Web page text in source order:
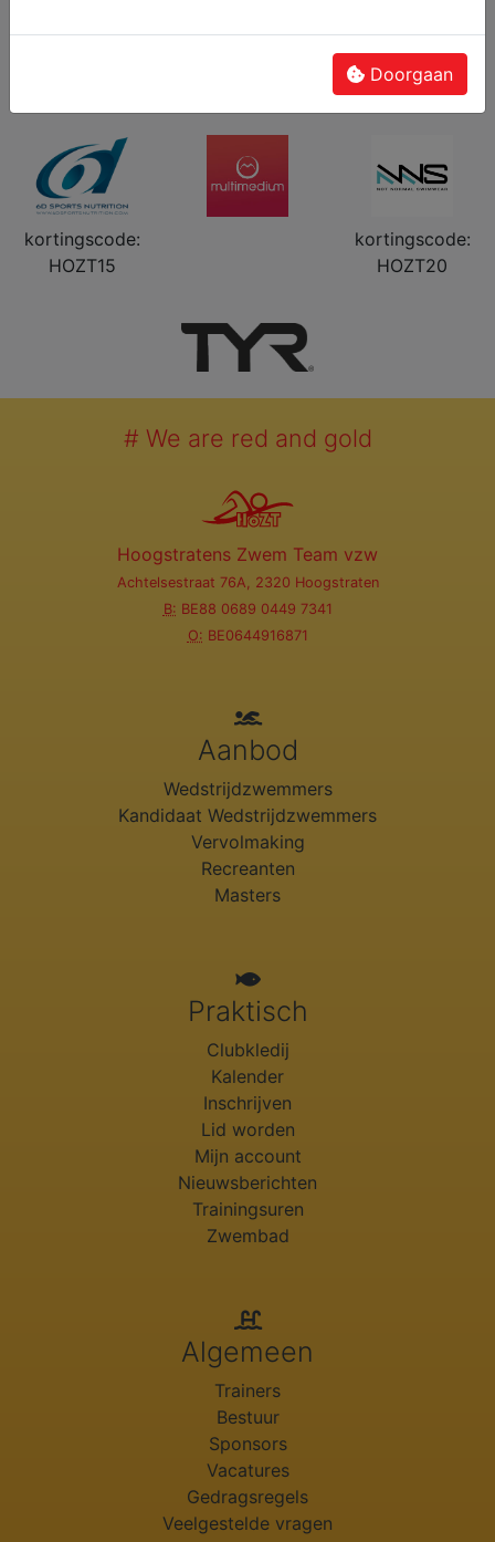
kortingscode:
HOZT15
kortingscode:
HOZT20
# We are red and gold
Hoogstratens Zwem Team vzw
Achtelsestraat 76A, 2320 Hoogstraten
B: BE88 0689 0449 7341
O: BE0644916871
Aanbod
Wedstrijdzwemmers
Kandidaat Wedstrijdzwemmers
Vervolmaking
Recreanten
Masters
Praktisch
Clubkledij
Kalender
Inschrijven
Lid worden
Mijn account
Nieuwsberichten
Trainingsuren
Zwembad
Algemeen
Trainers
Bestuur
Sponsors
Vacatures
Gedragsregels
Veelgestelde vragen
Doorgaan